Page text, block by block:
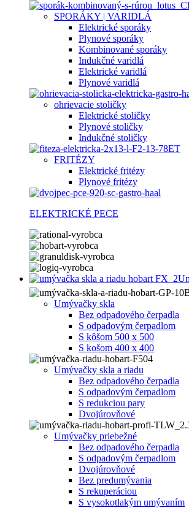
SPORÁKY | VARIDLÁ
Elektrické sporáky
Plynové sporáky
Kombinované sporáky
Indukčné varidlá
Elektrické varidlá
Plynové varidlá
ohrievacie stoličky
Elektrické stoličky
Plynové stoličky
Indukčné stoličky
FRITÉZY
Elektrické fritézy
Plynové fritézy
ELEKTRICKÉ PECE
Umývačky skla
Bez odpadového čerpadla
S odpadovým čerpadlom
S kôšom 500 x 500
S košom 400 x 400
Umývačky skla a riadu
Bez odpadového čerpadla
S odpadovým čerpadlom
S redukciou pary
Dvojúrovňové
Umývačky priebežné
Bez odpadového čerpadla
S odpadovým čerpadlom
Dvojúrovňové
Bez predumývania
S rekuperáciou
S vysokotlakým umývaním